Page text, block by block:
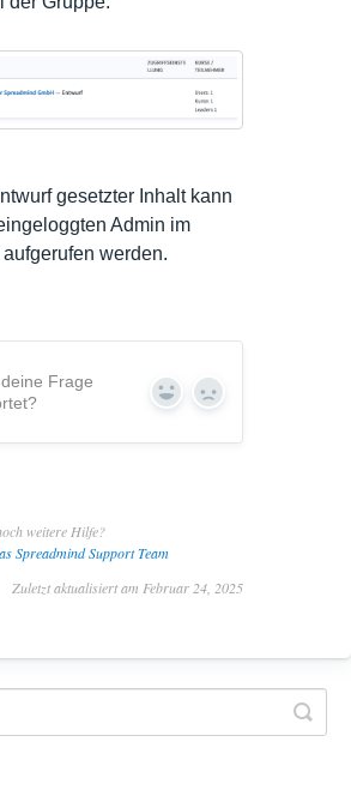
gesetzter Inhalt kann
Admin im
werden.
Frage
Yes No
weitere Hilfe?
Spreadmind Support Team
Zuletzt aktualisiert am Februar 24, 2025